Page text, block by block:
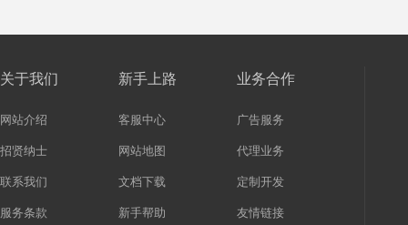
关于我们
网站介绍
招贤纳士
联系我们
服务条款
新手上路
客服中心
网站地图
文档下载
新手帮助
业务合作
广告服务
代理业务
定制开发
友情链接